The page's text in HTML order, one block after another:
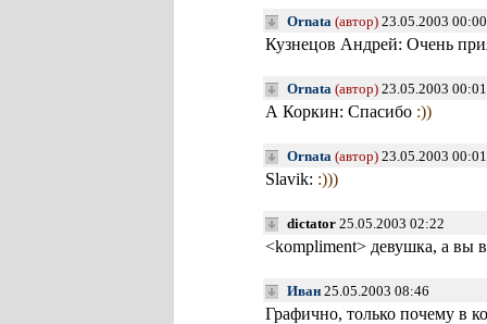
Ornata (автор) 23.05.2003 00:00
Кузнецов Андрей: Очень
Ornata (автор) 23.05.2003 00:01
А Коркин: Спасибо :))
Ornata (автор) 23.05.2003 00:01
Slavik: :)))
dictator 25.05.2003 02:22
<kompliment> девушка, а вы
Иван 25.05.2003 08:46
Графично, только почему в